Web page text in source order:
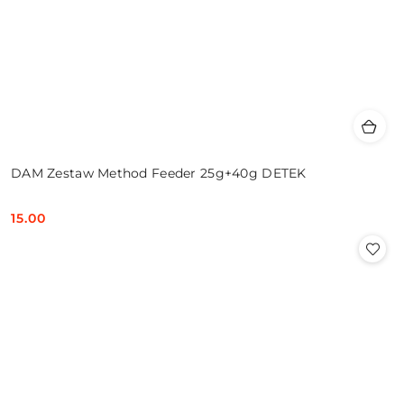
DAM Zestaw Method Feeder 25g+40g DETEK
Cena:
15.00